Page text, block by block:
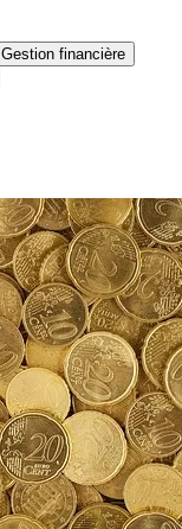
Gestion financière